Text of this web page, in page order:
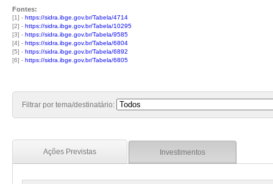
Fontes:
[1] - https://sidra.ibge.gov.br/Tabela/4714
[2] - https://sidra.ibge.gov.br/Tabela/10295
[3] - https://sidra.ibge.gov.br/Tabela/9585
[4] - https://sidra.ibge.gov.br/Tabela/6804
[5] - https://sidra.ibge.gov.br/Tabela/6892
[6] - https://sidra.ibge.gov.br/Tabela/6805
Filtrar por tema/destinatário:
Ações Previstas Investimentos